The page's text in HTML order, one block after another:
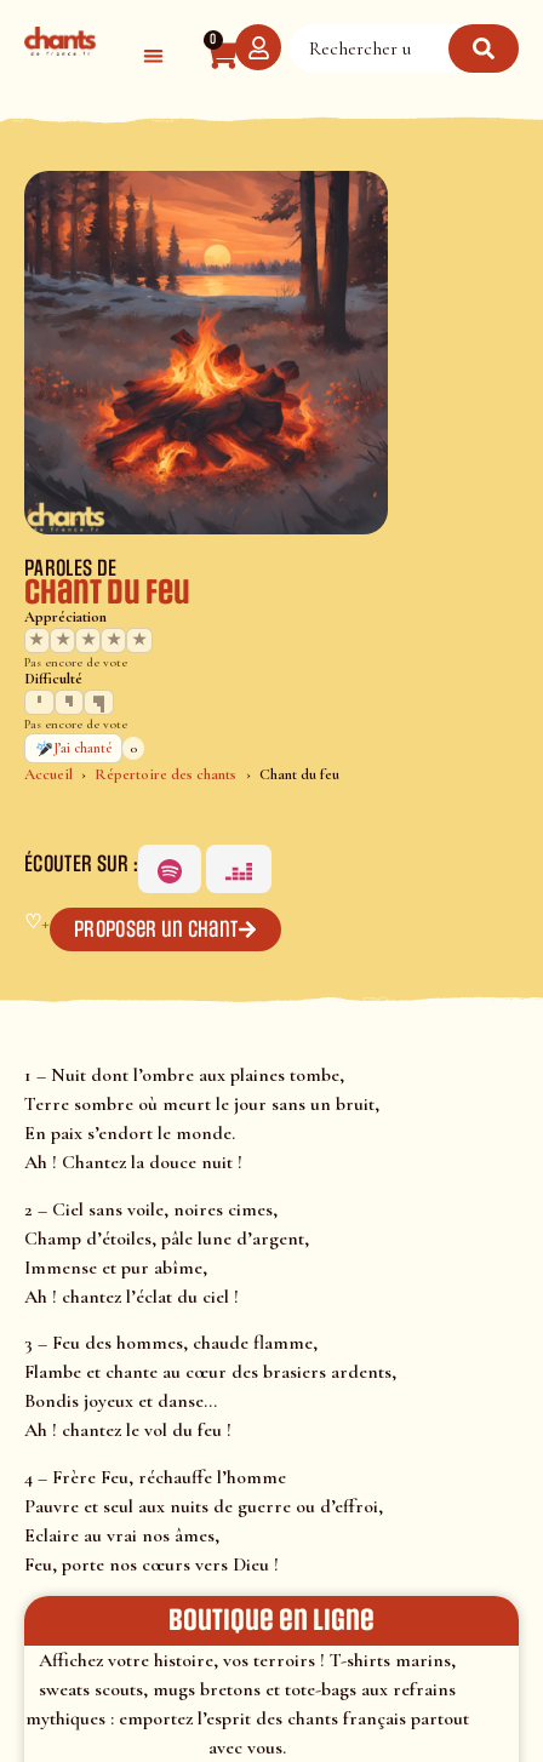
0
Accueil Répertoire des chants Chant du feu
PAROLES DE
Chant du feu
Appréciation
★
★ ★ ★ ★
Pas encore de vote
Difficulté
Pas encore de vote
J’ai chanté
0
ÉCOUTER SUR :
♡+ Proposer un chant
1 – Nuit dont l’ombre aux plaines tombe,
Terre sombre où meurt le jour sans un bruit,
En paix s’endort le monde.
Ah ! Chantez la douce nuit !
2 – Ciel sans voile, noires cimes,
Champ d’étoiles, pâle lune d’argent,
Immense et pur abîme,
Ah ! chantez l’éclat du ciel !
3 – Feu des hommes, chaude flamme,
Flambe et chante au cœur des brasiers ardents,
Bondis joyeux et danse…
Ah ! chantez le vol du feu !
4 – Frère Feu, réchauffe l’homme
Pauvre et seul aux nuits de guerre ou d’effroi,
Eclaire au vrai nos âmes,
Feu, porte nos cœurs vers Dieu !
Boutique en ligne
Affichez votre histoire, vos terroirs ! T-shirts marins,
sweats scouts, mugs bretons et tote-bags aux refrains
mythiques : emportez l’esprit des chants français partout
avec vous.